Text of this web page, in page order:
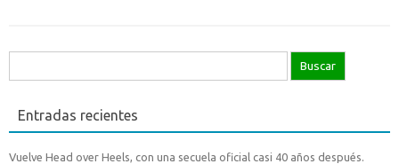
Entradas recientes
Vuelve Head over Heels, con una secuela oficial casi 40 años después.